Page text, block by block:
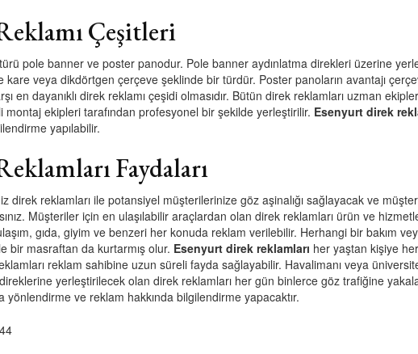
Çeşitleri
pole banner ve poster panodur. Pole banner aydınlatma direkleri üzerine
veya dikdörtgen çerçeve şeklinde bir türdür. Poster panoların avantajı
en dayanıklı direk reklamı çeşidi olmasıdır. Bütün direk reklamları uzman
montaj ekipleri tarafından profesyonel bir şekilde yerleştirilir. Esenyurt direk
yapılabilir.
Faydaları
direk reklamları ile potansiyel müşterilerinize göz aşinalığı sağlayacak ve
Müşteriler için en ulaşılabilir araçlardan olan direk reklamları ürün ve
gıda, giyim ve benzeri her konuda reklam verilebilir. Herhangi bir bakım
bir masraftan da kurtarmış olur. Esenyurt direk reklamları her yaştan kişiye
reklam sahibine uzun süreli fayda sağlayabilir. Havalimanı veya
yerleştirilecek olan direk reklamları her gün binlerce göz trafiğine
ve reklam hakkında bilgilendirme yapacaktır.